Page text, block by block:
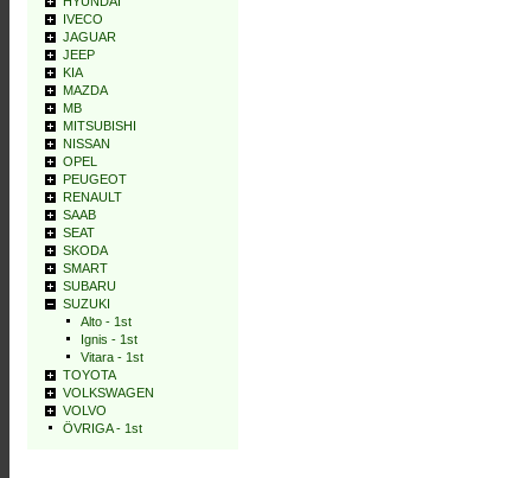
IVECO
JAGUAR
JEEP
KIA
MAZDA
MB
MITSUBISHI
NISSAN
OPEL
PEUGEOT
RENAULT
SAAB
SEAT
SKODA
SMART
SUBARU
SUZUKI
Alto - 1st
Ignis - 1st
Vitara - 1st
TOYOTA
VOLKSWAGEN
VOLVO
ÖVRIGA - 1st